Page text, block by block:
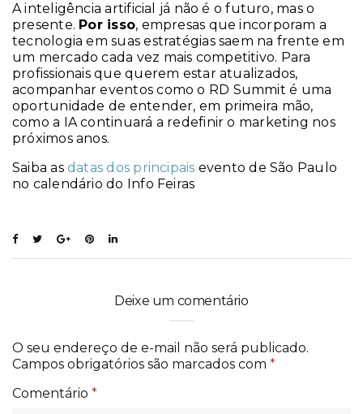
A inteligência artificial já não é o futuro, mas o
presente. Por isso, empresas que incorporam a
tecnologia em suas estratégias saem na frente em
um mercado cada vez mais competitivo. Para
profissionais que querem estar atualizados,
acompanhar eventos como o RD Summit é uma
oportunidade de entender, em primeira mão,
como a IA continuará a redefinir o marketing nos
próximos anos.
Saiba asdatas dos principais evento de São Paulo
no calendário do Info Feiras
Deixe um comentário
O seu endereço de e-mail não será publicado.
Campos obrigatórios são marcados com *
Comentário *